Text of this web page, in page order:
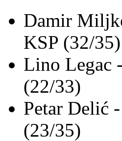
Damir
KSP (32/35)
Lino Legac
(22/33)
Petar Delić
(23/35)